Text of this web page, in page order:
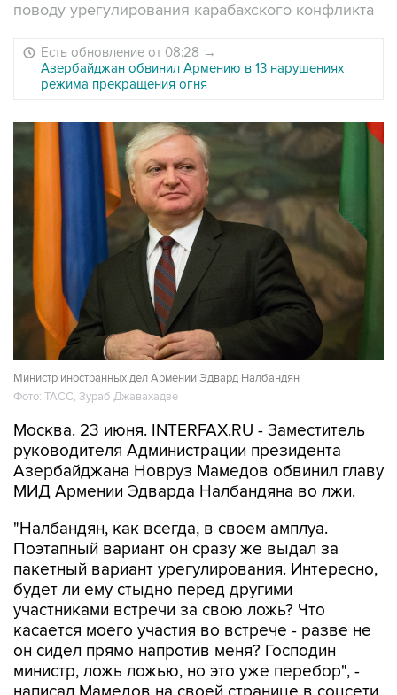
поводу урегулирования карабахского конфликта
Есть обновление от 08:28 →
Азербайджан обвинил Армению в 13 нарушениях
режима прекращения огня
Министр иностранных дел Армении Эдвард Налбандян
Фото: ТАСС, Зураб Джавахадзе
Москва. 23 июня. INTERFAX.RU - Заместитель
руководителя Администрации президента
Азербайджана Новруз Мамедов обвинил главу
МИД Армении Эдварда Налбандяна во лжи.
"Налбандян, как всегда, в своем амплуа.
Поэтапный вариант он сразу же выдал за
пакетный вариант урегулирования. Интересно,
будет ли ему стыдно перед другими
участниками встречи за свою ложь? Что
касается моего участия во встрече - разве не
он сидел прямо напротив меня? Господин
министр, ложь ложью, но это уже перебор", -